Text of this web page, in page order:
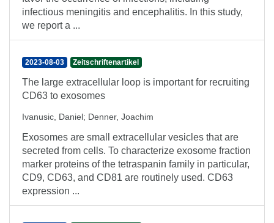
infectious meningitis and encephalitis. In this study,
we report a ...
2023-08-03 Zeitschriftenartikel
The large extracellular loop is important for recruiting
CD63 to exosomes
Ivanusic, Daniel; Denner, Joachim
Exosomes are small extracellular vesicles that are
secreted from cells. To characterize exosome fraction
marker proteins of the tetraspanin family in particular,
CD9, CD63, and CD81 are routinely used. CD63
expression ...